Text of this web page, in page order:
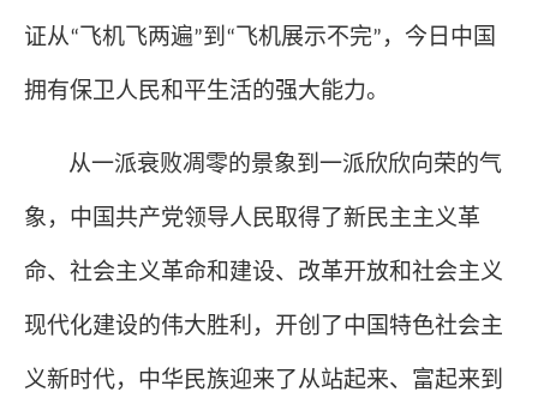
证从“飞机飞两遍”到 “飞机展示不完” ，今日中国
拥有保卫人民和平生活的强大能力。
从一派衰败凋零的景象到一派欣欣向荣的气
象，中国共产党领导人民取得了新民主主义革
命、社会主义革命和建设、改革开放和社会主义
现代化建设的伟大胜利，开创了中国特色社会主
义新时代，中华民族迎来了从站起来、富起来到